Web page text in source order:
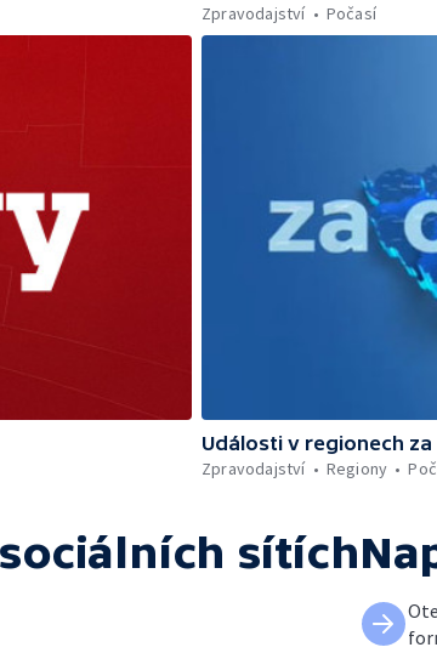
Zpravodajství
Počasí
Události v regionech
Zpravodajství
Regiony
sítích